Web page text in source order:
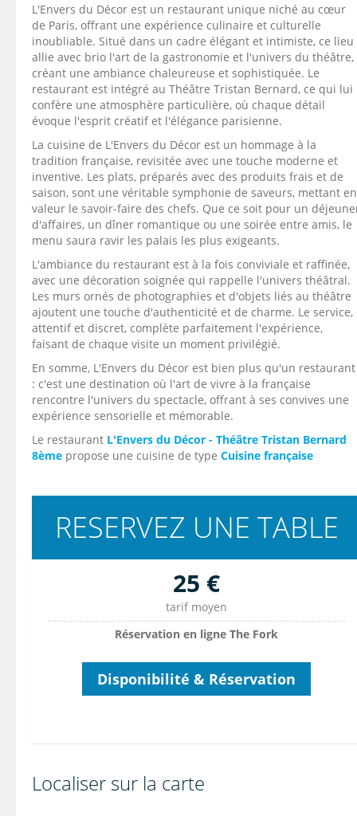
L'Envers du Décor est un restaurant unique niché au cœur
de Paris, offrant une expérience culinaire et culturelle
inoubliable. Situé dans un cadre élégant et intimiste, ce lieu
allie avec brio l'art de la gastronomie et l'univers du théâtre,
créant une ambiance chaleureuse et sophistiquée. Le
restaurant est intégré au Théâtre Tristan Bernard, ce qui lui
confère une atmosphère particulière, où chaque détail
évoque l'esprit créatif et l'élégance parisienne.
La cuisine de L'Envers du Décor est un hommage à la
tradition française, revisitée avec une touche moderne et
inventive. Les plats, préparés avec des produits frais et de
saison, sont une véritable symphonie de saveurs, mettant en
valeur le savoir-faire des chefs. Que ce soit pour un
d'affaires, un dîner romantique ou une soirée entre amis, le
menu saura ravir les palais les plus exigeants.
L'ambiance du restaurant est à la fois conviviale et raffinée,
avec une décoration soignée qui rappelle l'univers théâtral.
Les murs ornés de photographies et d'objets liés au théâtre
ajoutent une touche d'authenticité et de charme. Le service,
attentif et discret, complète parfaitement l'expérience,
faisant de chaque visite un moment privilégié.
En somme, L'Envers du Décor est bien plus qu'un restaurant
: c'est une destination où l'art de vivre à la française
rencontre l'univers du spectacle, offrant à ses convives une
expérience sensorielle et mémorable.
Le restaurant L'Envers du Décor - Théâtre Tristan Bernard
8ème propose une cuisine de type Cuisine française
RESERVEZ UNE TABLE
25 €
tarif moyen
Réservation en ligne The Fork
Disponibilité & Réservation
Localiser sur la carte